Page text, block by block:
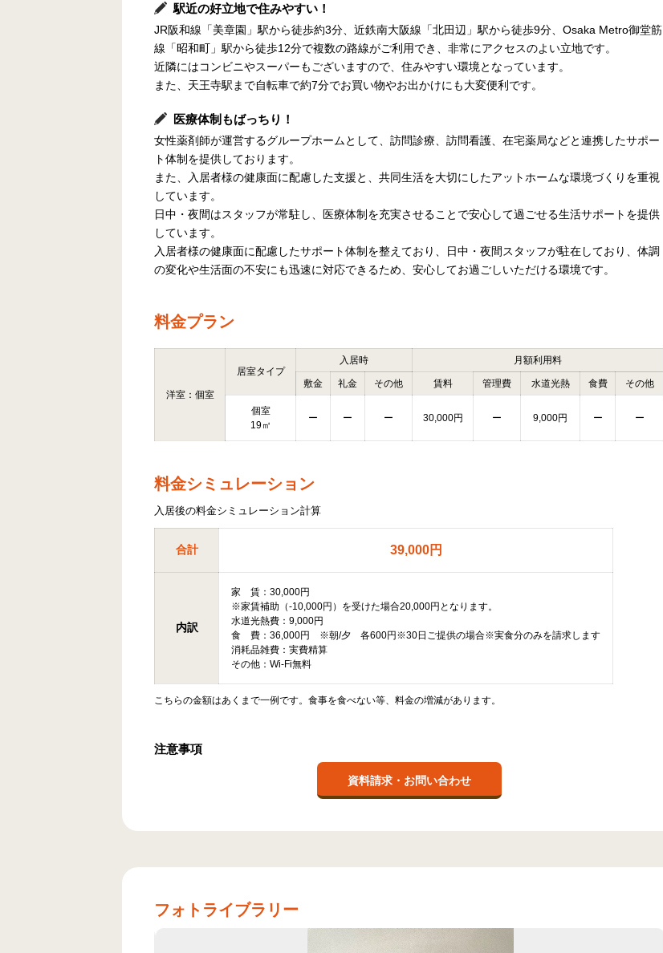
駅近の好立地で住みやすい！
JR阪和線「美章園」駅から徒歩約3分、近鉄南大阪線「北田辺」駅から徒歩9分、Osaka Metro御堂筋
線「昭和町」駅から徒歩12分で複数の路線がご利用でき、非常にアクセスのよい立地です。
近隣にはコンビニやスーパーもございますので、住みやすい環境となっています。
また、天王寺駅まで自転車で約7分でお買い物やお出かけにも大変便利です。
医療体制もばっちり！
女性薬剤師が運営するグループホームとして、訪問診療、訪問看護、在宅薬局などと連携したサポー
ト体制を提供しております。
また、入居者様の健康面に配慮した支援と、共同生活を大切にしたアットホームな環境づくりを重視
しています。
日中・夜間はスタッフが常駐し、医療体制を充実させることで安心して過ごせる生活サポートを提供
しています。
入居者様の健康面に配慮したサポート体制を整えており、日中・夜間スタッフが駐在しており、体調
の変化や生活面の不安にも迅速に対応できるため、安心してお過ごしいただける環境です。
料金プラン
洋室：個室
居室タイプ
入居時 月額利用料
敷金 礼金 その他 賃料 管理費 水道光熱 食費 その他
個室
19㎡
ー ー ー 30,000円 ー 9,000円 ー ー
料金シミュレーション
入居後の料金シミュレーション計算
合計 39,000円
内訳
家 賃：30,000円
※家賃補助（-10,000円）を受けた場合20,000円となります。
水道光熱費：9,000円
食 費：36,000円 ※朝/夕 各600円※30日ご提供の場合※実食分のみを請求します
消耗品雑費：実費精算
その他：Wi-Fi無料
こちらの金額はあくまで一例です。食事を食べない等、料金の増減があります。
注意事項
資料請求・お問い合わせ
フォトライブラリー